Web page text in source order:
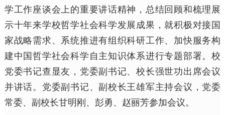
学工作座谈会上的重要讲话精神，总结回顾和梳理展
示十年来学校哲学社会科学发展成果，就积极对接国
家战略需求、系统推进有组织科研工作、加快服务构
建中国哲学社会科学自主知识体系进行专题部署。校
党委书记查显友，党委副书记、校长强世功出席会议
并讲话。党委副书记、副校长王雄军主持会议，党委
常委、副校长甘明刚、彭勇、赵丽芳参加会议。